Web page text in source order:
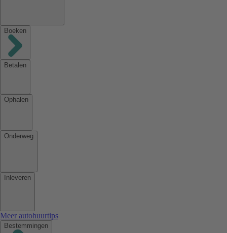
Boeken
Betalen
Ophalen
Onderweg
Inleveren
Meer autohuurtips
Bestemmingen